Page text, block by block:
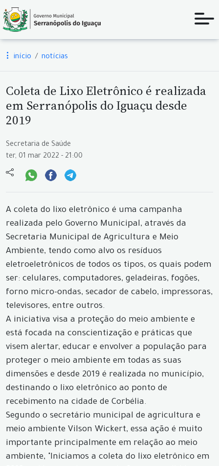
início notícias
Coleta de Lixo Eletrônico é realizada
em Serranópolis do Iguaçu desde
2019
Secretaria de Saúde
ter, 01 mar 2022 - 21:00
A coleta do lixo eletrônico é uma campanha
realizada pelo Governo Municipal, através da
Secretaria Municipal de Agricultura e Meio
Ambiente, tendo como alvo os resíduos
eletroeletrônicos de todos os tipos, os quais podem
ser: celulares, computadores, geladeiras, fogões,
forno micro-ondas, secador de cabelo, impressoras,
televisores, entre outros.
A iniciativa visa a proteção do meio ambiente e
está focada na conscientização e práticas que
visem alertar, educar e envolver a população para
proteger o meio ambiente em todas as suas
dimensões e desde 2019 é realizada no município,
destinando o lixo eletrônico ao ponto de
recebimento na cidade de Corbélia.
Segundo o secretário municipal de agricultura e
meio ambiente Vilson Wickert, essa ação é muito
importante principalmente em relação ao meio
ambiente, "Iniciamos a coleta do lixo eletrônico em